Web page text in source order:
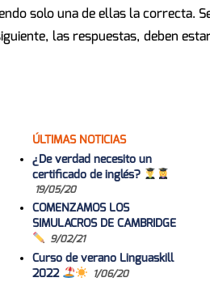
solo una de ellas la correcta.
las respuestas, deben
ÚLTIMAS NOTICIAS
¿De verdad necesito un
certificado de inglés?
19/05/20
COMENZAMOS LOS
SIMULACROS DE CAMBRIDGE
9/02/21
Curso de verano Linguaskill
2022
1/06/20